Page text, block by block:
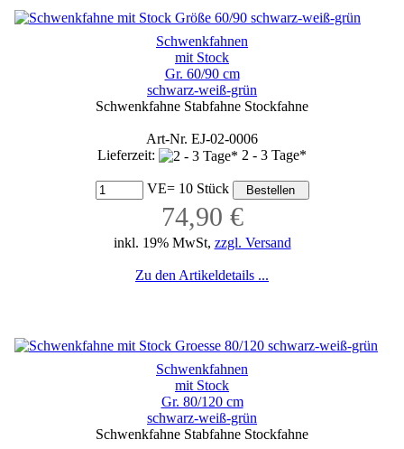
Schwenkfahnen
mit Stock
Gr. 60/90 cm
schwarz-weiß-grün
Schwenkfahne Stabfahne Stockfahne
Art-Nr. EJ-02-0006
Lieferzeit:
2 - 3 Tage*
VE= 10 Stück
74,90 €
inkl. 19% MwSt, zzgl. Versand
Zu den Artikeldetails ...
Schwenkfahnen
mit Stock
Gr. 80/120 cm
schwarz-weiß-grün
Schwenkfahne Stabfahne Stockfahne